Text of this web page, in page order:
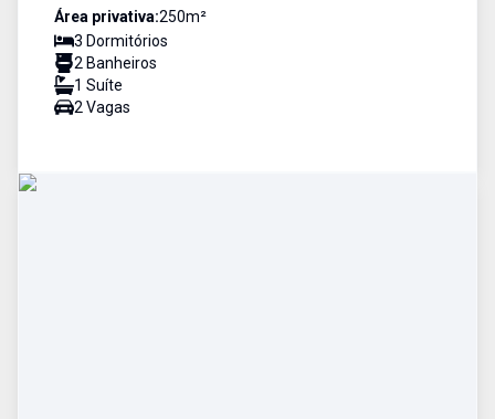
Área privativa:250m²
3 Dormitórios
2 Banheiros
1 Suíte
2 Vagas